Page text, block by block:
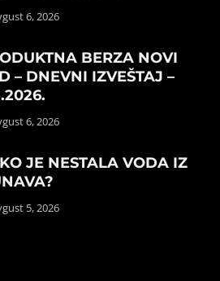
6, 2026
BERZA NOVI
– DNEVNI IZVEŠTAJ –
6, 2026
JE NESTALA VODA IZ
5, 2026